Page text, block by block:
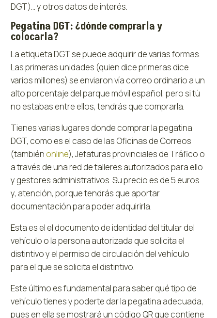
DGT)… y otros datos de interés.
Pegatina DGT: ¿dónde comprarla y
colocarla?
La etiqueta DGT se puede adquirir de varias formas.
Las primeras unidades (quien dice primeras dice
varios millones) se enviaron vía correo ordinario a un
alto porcentaje del parque móvil español, pero si tú
no estabas entre ellos, tendrás que comprarla.
Tienes varias lugares donde comprar la pegatina
DGT, como es el caso de las Oficinas de Correos
(también online), Jefaturas provinciales de Tráfico o
a través de una red de talleres autorizados para ello
y gestores administrativos. Su precio es de 5 euros
y, atención, porque tendrás que aportar
documentación para poder adquirirla.
Esta es el el documento de identidad del titular del
vehículo o la persona autorizada que solicita el
distintivo y el permiso de circulación del vehículo
para el que se solicita el distintivo.
Este último es fundamental para saber qué tipo de
vehículo tienes y poderte dar la pegatina adecuada,
pues en ella se mostrará un código QR que contiene